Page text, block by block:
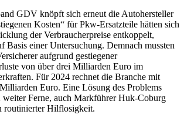
GDV knöpft sich erneut die Autohersteller
Kosten“ für Pkw-Ersatzteile hätten sich
der Verbraucherpreise entkoppelt,
Basis einer Untersuchung. Demnach mussten
aufgrund gestiegener
von über drei Milliarden Euro im
Für 2024 rechnet die Branche mit
Euro. Eine Lösung des Problems
weiter Ferne, auch Markführer Huk-Coburg
routinierter Hilflosigkeit.